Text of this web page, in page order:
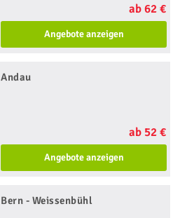
ab 62 €
Angebote anzeigen
Andau
ab 52 €
Angebote anzeigen
Bern - Weissenbühl